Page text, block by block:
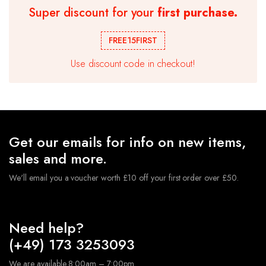
Ballongirlande Geburtstag Ballonbogen Kit Chrom
★ Hochwertige Latexballons , geeignet für Luft und
Geburtstagsfeiern, Jubiläumsfeiern, tägliche
Dekorationen usw.
Super discount for yourfirst purchase.
FREE15FIRST
Use discount code in checkout!
Get our emails for info on new items,
sales and more.
We'll email you a voucher worth £10 off your first order over £50.
Need help?
(+49) 173 3253093